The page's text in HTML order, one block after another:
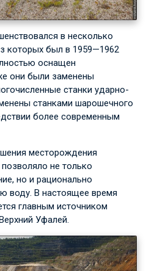
в несколько
которых был в 1959—1962
оснащен
они были заменены
станки ударно-
станками шарошечного
более современным
месторождения
не только
но и рационально
воду. В настоящее время
главным источником
Уфалей.